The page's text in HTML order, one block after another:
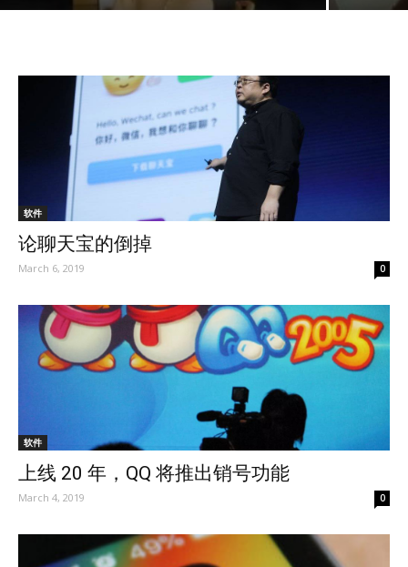
软件
论聊天宝的倒掉
March 6, 2019 0
软件
上线 20 年，QQ 将推出销号功能
March 4, 2019 0